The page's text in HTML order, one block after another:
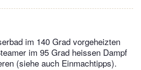
im 140 Grad vorgeheizten
im 95 Grad heissen Dampf
(siehe auch Einmachtipps).